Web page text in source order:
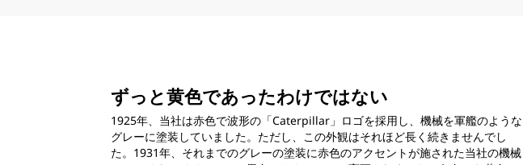
ずっと黄色であったわけではない
1925年、当社は赤色で波形の「Caterpillar」ロゴを採用し、機械を軍艦のような
グレーに塗装していました。ただし、この外観はそれほど長く続きませんでし
た。1931年、それまでのグレーの塗装に赤色のアクセントが施された当社の機械